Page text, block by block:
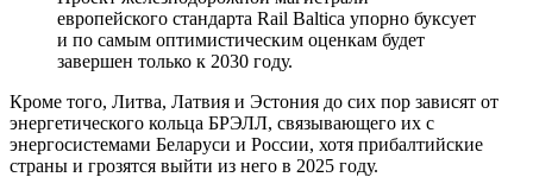
европейского стандарта Rail Baltica упорно буксует
и по самым оптимистическим оценкам будет
завершен только к 2030 году.
Кроме того, Литва, Латвия и Эстония до сих пор зависят от
энергетического кольца БРЭЛЛ, связывающего их с
энергосистемами Беларуси и России, хотя прибалтийские
страны и грозятся выйти из него в 2025 году.